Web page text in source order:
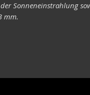
Sonneneinstrahlung
mm.